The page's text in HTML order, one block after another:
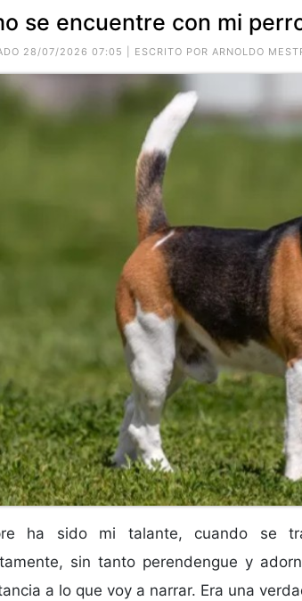
se encuentre con mi
28/07/2026 07:05 | ESCRITO POR ARNOLDO
ha sido mi talante, cuando se
sin tanto perendengue y
a lo que voy a narrar. Era una